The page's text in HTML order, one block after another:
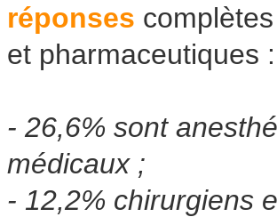
réponses
et pharmaceutiques :
- 26,6% sont
médicaux ;
- 12,2% chirurgiens